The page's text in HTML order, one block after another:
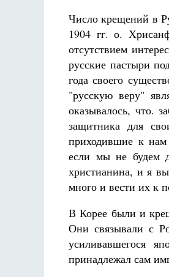
Число крещений в
1904 гг. о.
отсутствием
русские пастыри
года своего
"русскую веру"
оказывалось, что.
защитника для
приходившие к
если мы не будем
христианина, и я
много и вести их к
В Корее были и
Они связывали с
усиливавшегося
принадлежал сам